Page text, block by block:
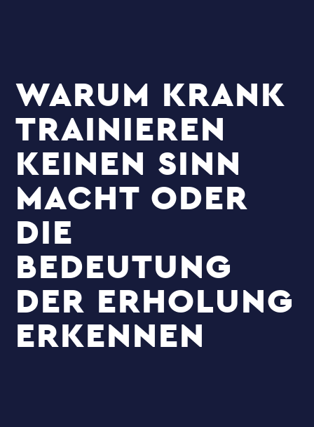
WARUM KRANK
TRAINIEREN
KEINEN SINN
MACHT ODER
DIE
BEDEUTUNG
DER ERHOLUNG
ERKENNEN